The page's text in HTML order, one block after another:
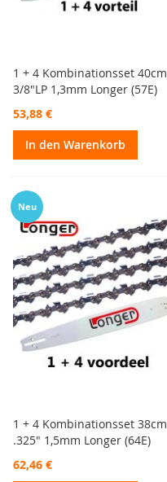
1 + 4 Kombinationsset 40cm
3/8"LP 1,3mm Longer (57E)
53,88 €
In den Warenkorb
Neu
1 + 4 Kombinationsset 38cm
.325" 1,5mm Longer (64E)
62,46 €